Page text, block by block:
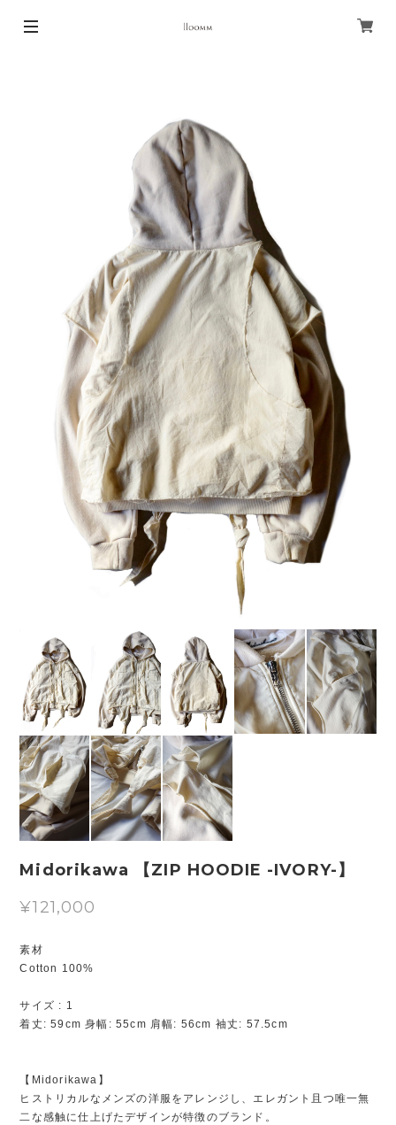
Midorikawa 【ZIP HOODIE -IVORY-】
¥121,000
素材
Cotton 100%
サイズ : 1
着丈: 59cm 身幅: 55cm 肩幅: 56cm 袖丈: 57.5cm
【Midorikawa】
ヒストリカルなメンズの洋服をアレンジし、エレガント且つ唯一無
二な感触に仕上げたデザインが特徴のブランド。